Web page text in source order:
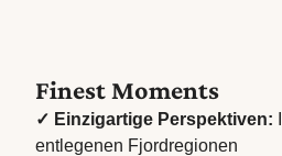
Finest Moments
✓ Einzigartige Perspektiven:
entlegenen Fjordregionen